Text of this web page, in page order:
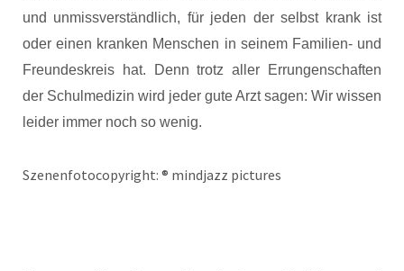
und unmissverständlich, für jeden der selbst krank ist
oder einen kranken Menschen in seinem Familien- und
Freundeskreis hat. Denn trotz aller Errungenschaften
der Schulmedizin wird jeder gute Arzt sagen: Wir wissen
leider immer noch so wenig.
Szenenfotocopyright: ® mindjazz pictures